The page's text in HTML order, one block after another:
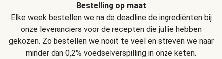
Bestelling op maat
Elke week bestellen we na de deadline de ingrediënten bij
onze leveranciers voor de recepten die jullie hebben
gekozen. Zo bestellen we nooit te veel en streven we naar
minder dan 0,2% voedselverspilling in onze keten.